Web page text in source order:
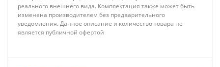
реального внешнего вида. Комплектация также может быть
изменена производителем без предварительного
уведомления. Данное описание и количество товара не
является публичной офертой